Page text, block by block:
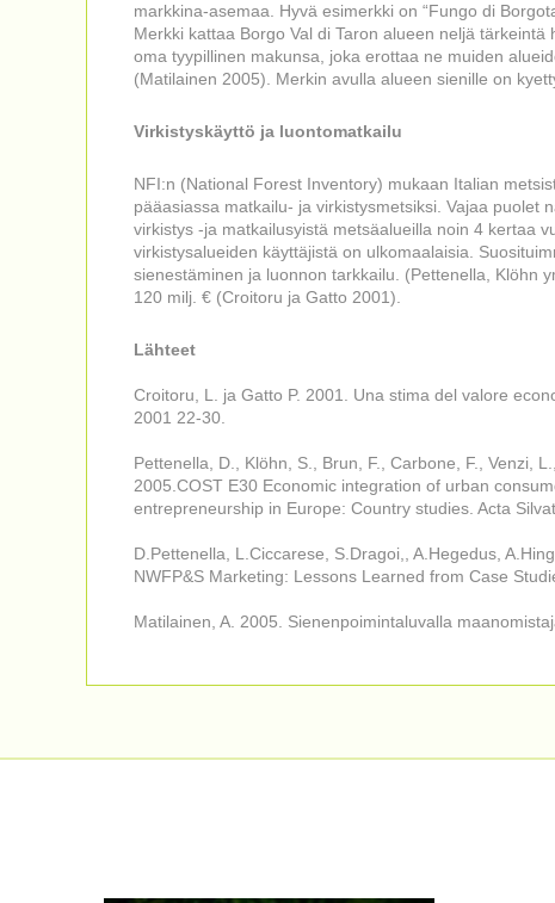
markkina-asemaa. Hyvä esimerkki on “Fungo di
Merkki kattaa Borgo Val di Taron alueen neljä
oma tyypillinen makunsa, joka erottaa ne muiden
(Matilainen 2005). Merkin avulla alueen sienille on
Virkistyskäyttö ja luontomatkailu
NFI:n (National Forest Inventory) mukaan Italian
pääasiassa matkailu- ja virkistysmetsiksi. Vajaa puolet
virkistys -ja matkailusyistä metsäalueilla noin 4 kertaa
virkistysalueiden käyttäjistä on ulkomaalaisia.
sienestäminen ja luonnon tarkkailu. (Pettenella, Klöhn
120 milj. € (Croitoru ja Gatto 2001).
Lähteet
Croitoru, L. ja Gatto P. 2001. Una stima del valore
2001 22-30.
Pettenella, D., Klöhn, S., Brun, F., Carbone, F., Venzi,
2005.COST E30 Economic integration of urban
entrepreneurship in Europe: Country studies. Acta
D.Pettenella, L.Ciccarese, S.Dragoi,, A.Hegedus,
NWFP&S Marketing: Lessons Learned from Case
Matilainen, A. 2005. Sienenpoimintaluvalla